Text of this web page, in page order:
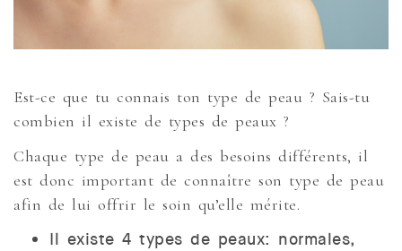
Est-ce que tu connais ton type de peau ? Sais-tu
combien il existe de types de peaux ?
Chaque type de peau a des besoins différents, il
est donc important de connaître son type de peau
afin de lui offrir le soin qu’elle mérite.
Il existe 4 types de peaux: normales,